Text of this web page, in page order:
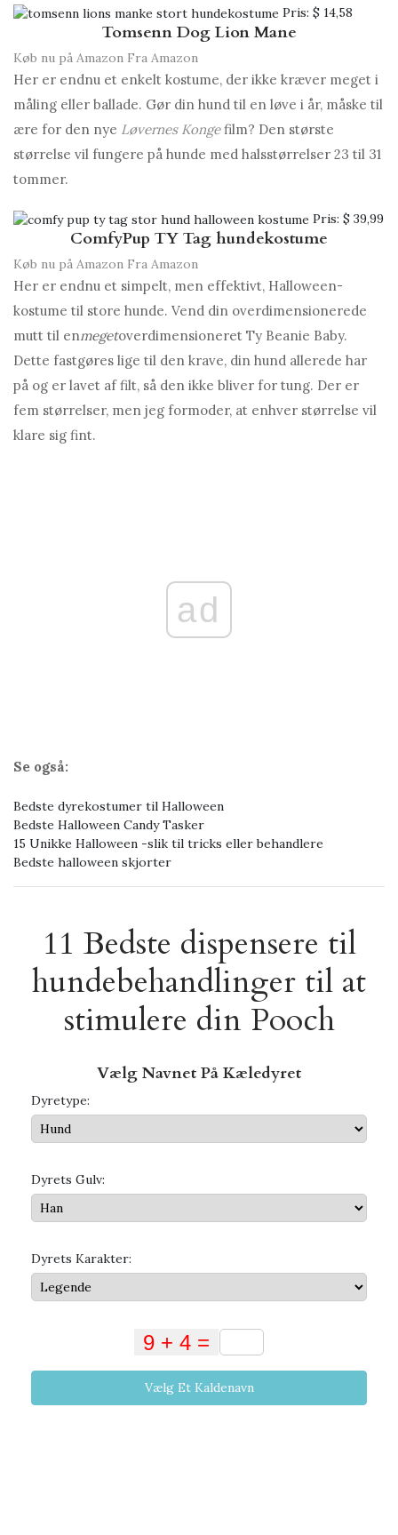
Pris: $ 14,58
Tomsenn Dog Lion Mane
Køb nu på Amazon Fra Amazon
Her er endnu et enkelt kostume, der ikke kræver meget i
måling eller ballade. Gør din hund til en løve i år, måske til
ære for den nye Løvernes Konge film? Den største
størrelse vil fungere på hunde med halsstørrelser 23 til 31
tommer.
Pris: $ 39,99
ComfyPup TY Tag hundekostume
Køb nu på Amazon Fra Amazon
Her er endnu et simpelt, men effektivt, Halloween-
kostume til store hunde. Vend din overdimensionerede
mutt til enmegetoverdimensioneret Ty Beanie Baby.
Dette fastgøres lige til den krave, din hund allerede har
på og er lavet af filt, så den ikke bliver for tung. Der er
fem størrelser, men jeg formoder, at enhver størrelse vil
klare sig fint.
ad
Se også:
Bedste dyrekostumer til Halloween
Bedste Halloween Candy Tasker
15 Unikke Halloween -slik til tricks eller behandlere
Bedste halloween skjorter
11 Bedste dispensere til
hundebehandlinger til at
stimulere din Pooch
Vælg Navnet På Kæledyret
Dyretype:
Dyrets Gulv:
Dyrets Karakter:
Vælg Et Kaldenavn